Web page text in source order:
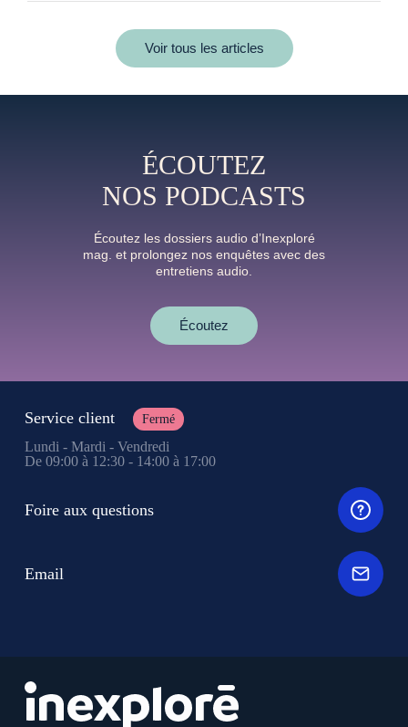
Voir tous les articles
ÉCOUTEZ
NOS PODCASTS
Écoutez les dossiers audio d’Inexploré
mag. et prolongez nos enquêtes avec des
entretiens audio.
Écoutez
Service client Fermé
Lundi - Mardi - Vendredi
De 09:00 à 12:30 - 14:00 à 17:00
Foire aux questions
Email